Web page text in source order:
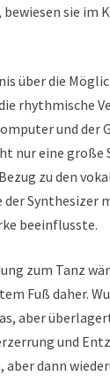
sie im
über die
rhythmische
und der
nur eine
zu den
der Synthesizer
beeinflusste.
zum Tanz
Fuß daher.
aber
und
aber dann